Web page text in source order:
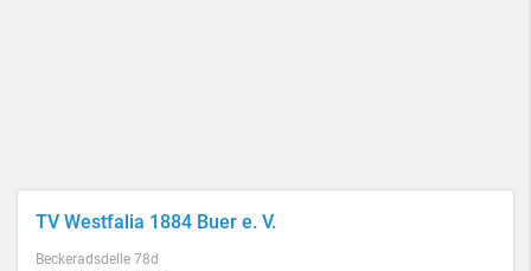
TV Westfalia 1884 Buer e. V.
Beckeradsdelle 78d